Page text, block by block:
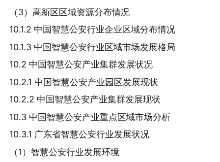
（3）高新区区域资源分布情况
10.1.2 中国智慧公安行业企业区域分布情况
10.1.3 中国智慧公安行业区域市场发展格局
10.2 中国智慧公安产业集群发展状况
10.2.1 中国智慧公安产业园区发展现状
10.2.2 中国智慧公安产业集群发展现状
10.3 中国智慧公安产业重点区域市场分析
10.3.1 广东省智慧公安行业发展状况
（1）智慧公安行业发展环境